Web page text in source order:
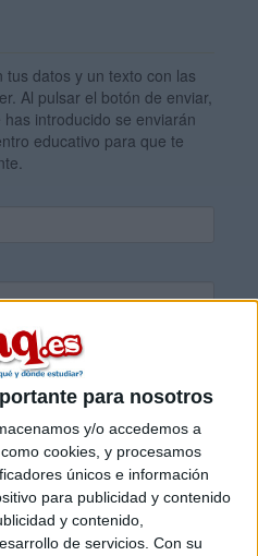
para nosotros
y/o accedemos a
cookies, y procesamos
únicos e información
para publicidad y contenido
y contenido,
de servicios. Con su
datos y un texto con las
Al pulsar el botón de enviar,
introducido se enviarán
educativo para que te
*